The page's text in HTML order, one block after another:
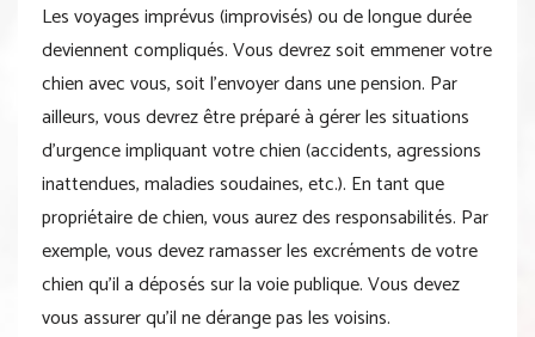
Les voyages imprévus (improvisés) ou de longue durée
deviennent compliqués. Vous devrez soit emmener votre
chien avec vous, soit l’envoyer dans une pension. Par
ailleurs, vous devrez être préparé à gérer les situations
d’urgence impliquant votre chien (accidents, agressions
inattendues, maladies soudaines, etc.). En tant que
propriétaire de chien, vous aurez des responsabilités. Par
exemple, vous devez ramasser les excréments de votre
chien qu’il a déposés sur la voie publique. Vous devez
vous assurer qu’il ne dérange pas les voisins.